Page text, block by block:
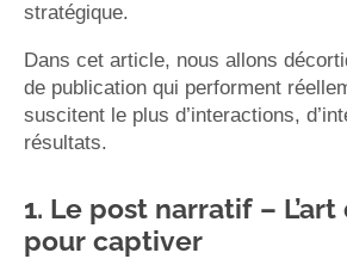
stratégique.
Dans cet article, nous allons
de publication qui performent
suscitent le plus d’interactions,
résultats.
1. Le post narratif –
pour captiver